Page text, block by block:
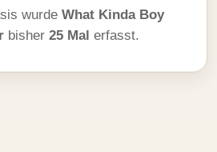
wurde What Kinda Boy
bisher 25 Mal erfasst.